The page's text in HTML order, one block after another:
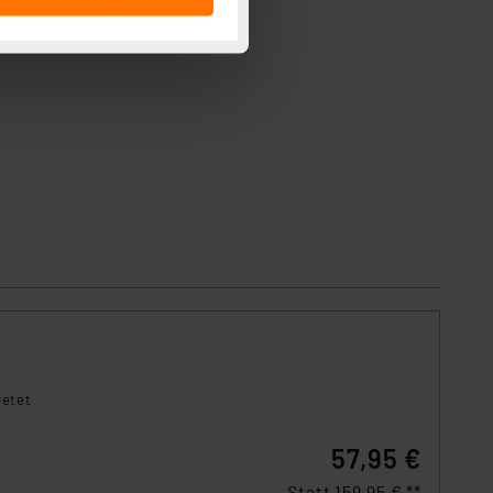
ist durch Klick auf den
dieser Daten zur
angezeigt wird.
mit unzureichendem
bestehen.
Europäischen
57,95 €